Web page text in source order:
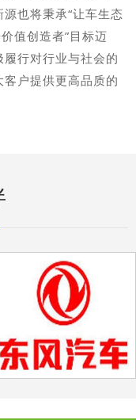
也将秉承“让车生态
值创造者”目标迈
行对行业与社会的
户提供更高品质的